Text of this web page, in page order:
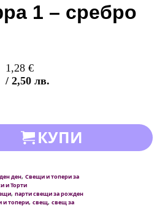
1 – сребро
1,28 €
/ 2,50 лв.
КУПИ
ден, Свещи и топери за
и Торти
, парти свещи за рожден
и топери, свещ, свещ за